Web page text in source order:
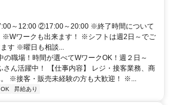
～12:00 ②17:00～20:00 ※終了時間について
※Wワークも出来ます！ ※シフトは週2日～でご
す ※曜日も相談...
の職場！時間が選べてWワークOK！週２日～
さん活躍中！ 【仕事内容】 レジ・接客業務、商
※接客・販売未経験の方も大歓迎！ ※...
昇給あり